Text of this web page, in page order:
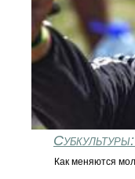
Как меняются